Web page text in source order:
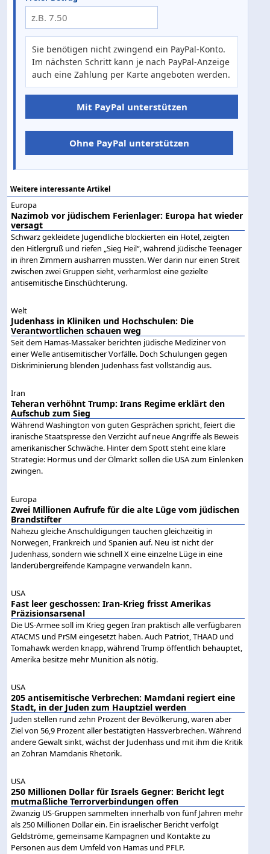
Sie benötigen nicht zwingend ein PayPal-Konto.
Im nächsten Schritt kann je nach PayPal-Anzeige
auch eine Zahlung per Karte angeboten werden.
Mit PayPal unterstützen
Ohne PayPal unterstützen
Weitere interessante Artikel
Europa
Nazimob vor jüdischem Ferienlager: Europa hat wieder
versagt
Schwarz gekleidete Jugendliche blockierten ein Hotel, zeigten
den Hitlergruß und riefen „Sieg Heil“, während jüdische Teenager
in ihren Zimmern ausharren mussten. Wer darin nur einen Streit
zwischen zwei Gruppen sieht, verharmlost eine gezielte
antisemitische Einschüchterung.
Welt
Judenhass in Kliniken und Hochschulen: Die
Verantwortlichen schauen weg
Seit dem Hamas-Massaker berichten jüdische Mediziner von
einer Welle antisemitischer Vorfälle. Doch Schulungen gegen
Diskriminierung blenden Judenhass fast vollständig aus.
Iran
Teheran verhöhnt Trump: Irans Regime erklärt den
Aufschub zum Sieg
Während Washington von guten Gesprächen spricht, feiert die
iranische Staatspresse den Verzicht auf neue Angriffe als Beweis
amerikanischer Schwäche. Hinter dem Spott steht eine klare
Strategie: Hormus und der Ölmarkt sollen die USA zum Einlenken
zwingen.
Europa
Zwei Millionen Aufrufe für die alte Lüge vom jüdischen
Brandstifter
Nahezu gleiche Anschuldigungen tauchen gleichzeitig in
Norwegen, Frankreich und Spanien auf. Neu ist nicht der
Judenhass, sondern wie schnell X eine einzelne Lüge in eine
länderübergreifende Kampagne verwandeln kann.
USA
Fast leer geschossen: Iran-Krieg frisst Amerikas
Präzisionsarsenal
Die US-Armee soll im Krieg gegen Iran praktisch alle verfügbaren
ATACMS und PrSM eingesetzt haben. Auch Patriot, THAAD und
Tomahawk werden knapp, während Trump öffentlich behauptet,
Amerika besitze mehr Munition als nötig.
USA
205 antisemitische Verbrechen: Mamdani regiert eine
Stadt, in der Juden zum Hauptziel werden
Juden stellen rund zehn Prozent der Bevölkerung, waren aber
Ziel von 56,9 Prozent aller bestätigten Hassverbrechen. Während
andere Gewalt sinkt, wächst der Judenhass und mit ihm die Kritik
an Zohran Mamdanis Rhetorik.
USA
250 Millionen Dollar für Israels Gegner: Bericht legt
mutmaßliche Terrorverbindungen offen
Zwanzig US-Gruppen sammelten innerhalb von fünf Jahren mehr
als 250 Millionen Dollar ein. Ein israelischer Bericht verfolgt
Geldströme, gemeinsame Kampagnen und Kontakte zu
Personen aus dem Umfeld von Hamas und PFLP.